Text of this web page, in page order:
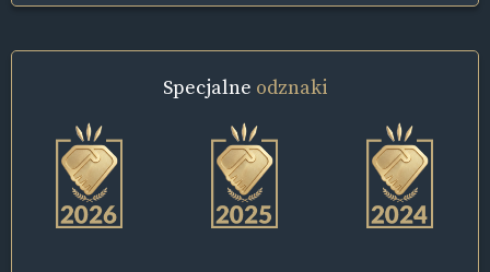
Specjalne odznaki